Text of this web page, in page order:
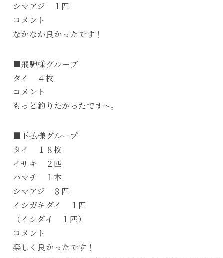
シマアジ １匹
コメント
なかなか良かったです！
■飛騨様グループ
タイ ４枚
コメント
もっと釣りたかったです～。
■下払様グループ
タイ １８枚
イサキ ２匹
ハマチ １本
シマアジ ８匹
イシガキダイ １匹
（イシダイ １匹）
コメント
楽しく良かったです！